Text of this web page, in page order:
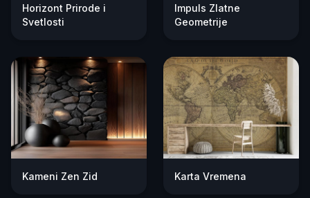
Horizont Prirode i
Svetlosti
Impuls Zlatne
Geometrije
Kameni Zen Zid Karta Vremena